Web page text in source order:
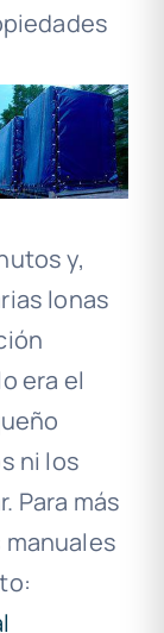
y,
lonas
era el
ni los
Para más